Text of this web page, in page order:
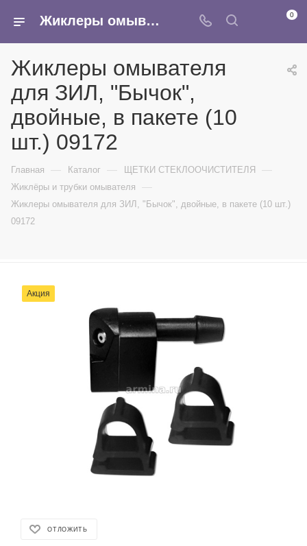
Жиклеры омывателя для ЗИЛ, "Бычок", двойные, в пакете (10 шт.) 09172 - купить в интернет-магазине Армина 0
Жиклеры омывателя
для ЗИЛ, "Бычок",
двойные, в пакете (10
шт.) 09172
Главная — Каталог — ЩЕТКИ СТЕКЛООЧИСТИТЕЛЯ —
Жиклёры и трубки омывателя —
Жиклеры омывателя для ЗИЛ, "Бычок", двойные, в пакете (10 шт.)
09172
Акция
ОТЛОЖИТЬ